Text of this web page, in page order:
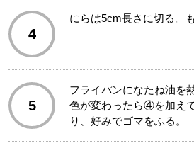
4
にらは5cm長さに切る。
5
フライパンになたね油を
色が変わったら④を加え
り、好みでゴマをふる。